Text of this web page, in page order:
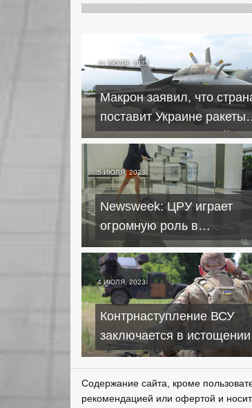
11 ИЮЛЯ, 2023
Макрон заявил, что
поставит Украине ракеты
дальнего радиуса
5 ИЮЛЯ, 2023
Newsweek: ЦРУ играет
огромную роль в
предоставлении военной
помощи Украине
4 ИЮЛЯ, 2023
Контрнаступление ВСУ
заключается в истощении
армии РФ – СНБО
Содержание сайта, кроме
рекомендацией или офертой и